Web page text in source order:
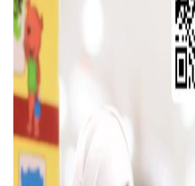
ভিউ বাড়াতে রাম দা হাতে